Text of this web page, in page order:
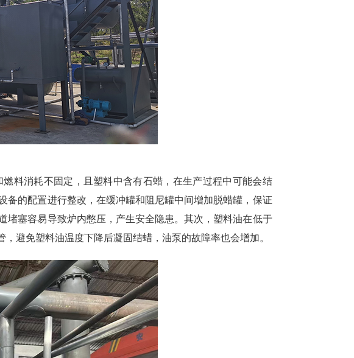
料消耗不固定，且塑料中含有石蜡，在生产过程中可能会结
的配置进行整改，在缓冲罐和阻尼罐中间增加脱蜡罐，保证
堵塞容易导致炉内憋压，产生安全隐患。其次，塑料油在低于
避免塑料油温度下降后凝固结蜡，油泵的故障率也会增加。